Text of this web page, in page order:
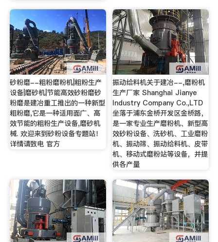
砂粉磨--粗粉磨粉机|粗粉生产
设备|磨砂机|节能高效砂粉磨砂
粉磨是建冶重工推出的一种新型
粗粉磨,它是一种适用面广、高
效节能的粗粉生产设备,磨砂机
械. 欢迎来到砂粉设备专题站！
详情请致电 官方
振动给料机关于建冶--,磨粉机
生产厂家 Shanghai Jianye
Industry Company Co.,LTD
坐落于浦东金桥开发区金桥路，
是一家专业生产磨粉机、新型高
效砂粉设备、洗砂机、工业磨粉
机、振动筛、振动给料机、皮带
机、移动式磨粉站等设备，并提
供各产量